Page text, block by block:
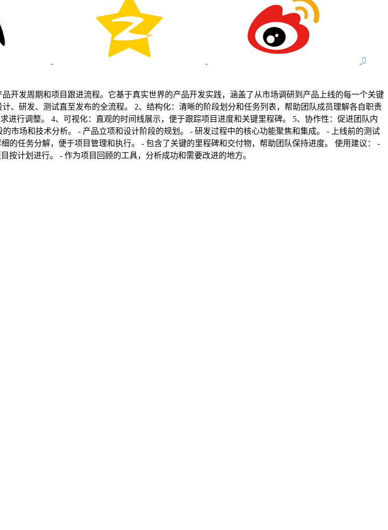

开发周期和项目跟进流程。它基于真实世界的产品开发实践，涵盖了从市场调研到产品上线的每一个关键
行调整。 4、可视化：直观的时间线展示，便于跟踪项目进度和关键里程碑。 5、协作性：促进团队内
计划进行。 - 作为项目回顾的工具，分析成功和需要改进的地方。